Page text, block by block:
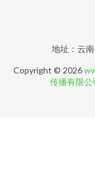
地址：云
Copyright © 2026
传播有限公